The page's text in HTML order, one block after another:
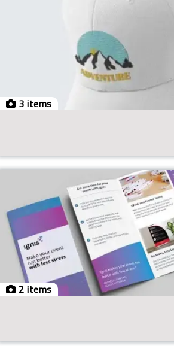
3 items
2 items